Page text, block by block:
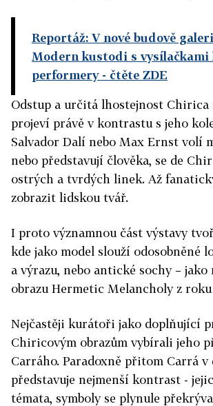
Reportáž: V nové budově
Modern kustodi s vysílačkami
performery- čtěte ZDE
Odstup a určitá lhostejnost Chirica
projeví právě v kontrastu s jeho
Salvador Dalí nebo Max Ernst volí
nebo představují člověka, se de
ostrých a tvrdých linek. Až
zobrazit lidskou tvář.
I proto významnou část výstavy
kde jako model slouží odosobněné
a výrazu, nebo antické sochy –
obrazu Hermetic Melancholy z roku
Nejčastěji kurátoři jako doplňující
Chiricovým obrazům vybírali jeho
Carráho. Paradoxně přitom Carrá v
představuje nejmenší kontrast -
témata, symboly se plynule